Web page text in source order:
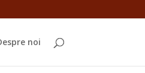
noi